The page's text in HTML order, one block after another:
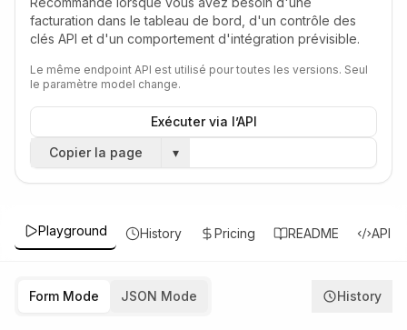
facturation dans le tableau de bord, d'un contrôle des
clés API et d'un comportement d'intégration prévisible.
Le même endpoint API est utilisé pour toutes les versions. Seul
le paramètre model change.
Exécuter via l’API
Copier la page
▾
Playground History Pricing README API
Form Mode JSON Mode History